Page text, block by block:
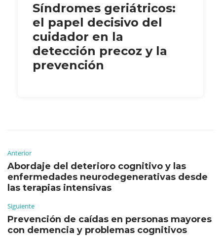
Síndromes geriátricos:
el papel decisivo del
cuidador en la
detección precoz y la
prevención
Anterior
Abordaje del deterioro cognitivo y las
enfermedades neurodegenerativas desde
las terapias intensivas
Siguiente
Prevención de caídas en personas mayores
con demencia y problemas cognitivos